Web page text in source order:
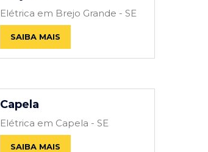
Elétrica em Brejo Grande - SE
SAIBA MAIS
Capela
Elétrica em Capela - SE
SAIBA MAIS